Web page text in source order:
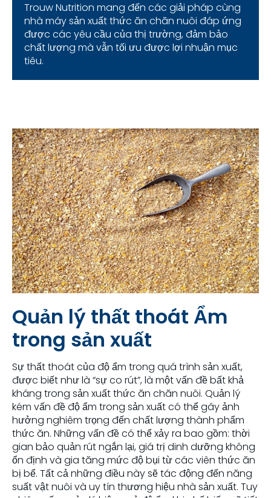
Trouw Nutrition mang đến các giải pháp cùng
nhà máy sản xuất thức ăn chăn nuôi đáp ứng
được các yêu cầu của thị trường, đảm bảo
chất lượng mà vẫn tối ưu được lợi nhuận mục
tiêu.
Quản lý thất thoát Ẩm
trong sản xuất
Sự thất thoát của độ ẩm trong quá trình sản xuất,
được biết như là “sự co rút”, là một vấn đề bất khả
kháng trong sản xuất thức ăn chăn nuôi. Quản lý
kém vấn đề độ ẩm trong sản xuất có thể gây ảnh
hưởng nghiêm trọng đến chất lượng thành phẩm
thức ăn. Những vấn đề có thể xảy ra bao gồm: thời
gian bảo quản rút ngắn lại, giá trị dinh dưỡng không
ổn định và gia tăng mức độ bụi từ các viên thức ăn
bị bể. Tất cả những điều này sẽ tác động đến năng
suất vật nuôi và uy tín thương hiệu nhà sản xuất. Tuy